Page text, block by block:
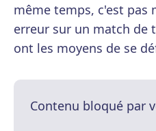
même temps, c'est pas
erreur sur un match de
ont les moyens de se
Contenu bloqué par